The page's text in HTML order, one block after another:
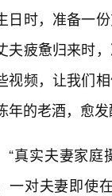
日时，准备一
夫疲惫归来时
视频，让我们
年的老酒，愈发
“真实夫妻家庭
一对夫妻即使